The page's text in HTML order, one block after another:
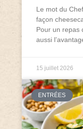
Le mot du
façon
Pour un repas
aussi
15 juillet 2026
ENTRÉES